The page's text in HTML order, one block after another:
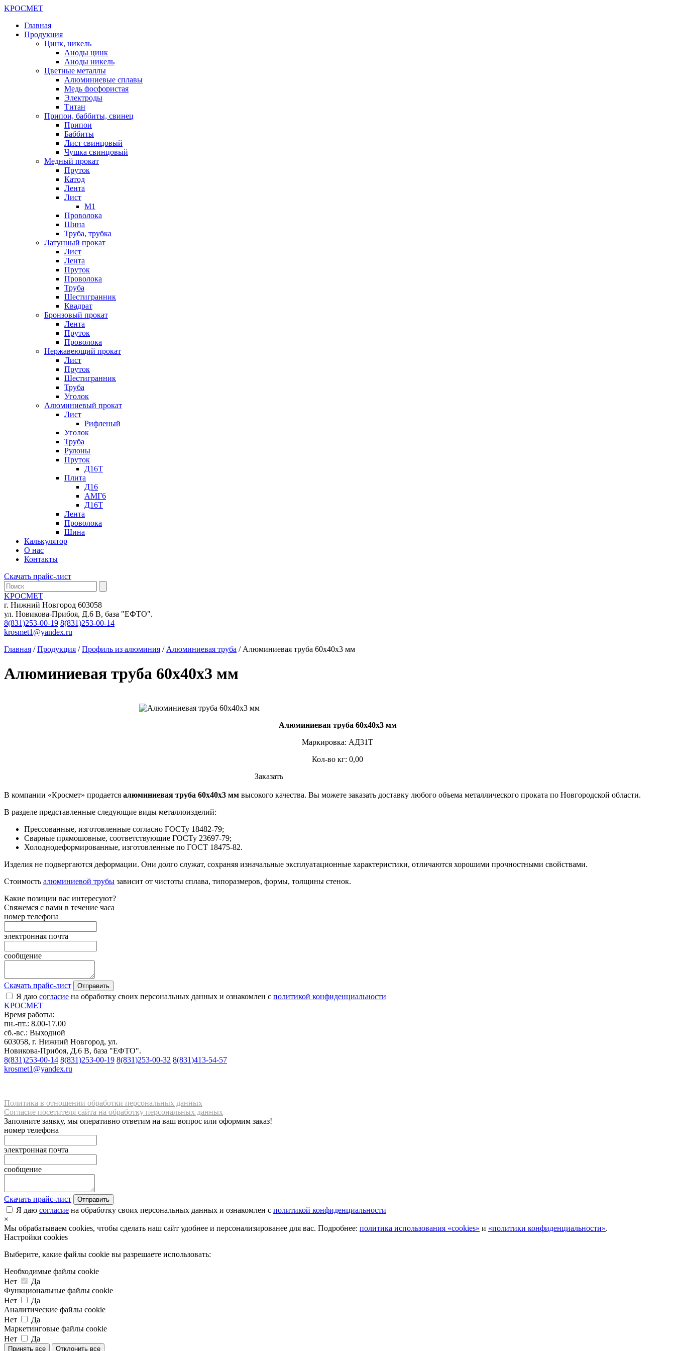
KРОСМЕТ
Главная
Продукция
Цинк, никель
Аноды цинк
Аноды никель
Цветные металлы
Алюминиевые сплавы
Медь фосфористая
Электроды
Титан
Припои, баббиты, свинец
Припои
Баббиты
Лист свинцовый
Чушка свинцовый
Медный прокат
Пруток
Катод
Лента
Лист
М1
Проволока
Шина
Труба, трубка
Латунный прокат
Лист
Лента
Пруток
Проволока
Труба
Шестигранник
Квадрат
Бронзовый прокат
Лента
Пруток
Проволока
Нержавеющий прокат
Лист
Пруток
Шестигранник
Труба
Уголок
Алюминиевый прокат
Лист
Рифленый
Уголок
Труба
Рулоны
Пруток
Д16Т
Плита
Д16
АМГ6
Д16Т
Лента
Проволока
Шина
Калькулятор
О нас
Контакты
Скачать прайс-лист
KРОСМЕТ
г. Нижний Новгород 603058
ул. Новикова-Прибоя, Д.6 В, база "ЕФТО".
8(831)253-00-19 8(831)253-00-14
krosmet1@yandex.ru
Главная /Продукция /Профиль из алюминия / Алюминиевая труба / Алюминиевая труба 60х40х3 мм
Алюминиевая труба 60х40х3 мм
Алюминиевая труба 60х40х3 мм
Маркировка: АД31Т
Кол-во кг: 0,00
Заказать
В компании «Кросмет» продается алюминиевая труба 60х40х3 мм высокого качества. Вы можете заказать доставку любого объема металлического проката по Новгородской области.
В разделе представленные следующие виды металлоизделий:
Прессованные, изготовленные согласно ГОСТу 18482-79;
Сварные прямошовные, соответствующие ГОСТу 23697-79;
Холоднодеформированные, изготовленные по ГОСТ 18475-82.
Изделия не подвергаются деформации. Они долго служат, сохраняя изначальные эксплуатационные характеристики, отличаются хорошими прочностными свойствами.
Стоимость алюминиевой трубы зависит от чистоты сплава, типоразмеров, формы, толщины стенок.
Какие позиции вас интересуют?
Свяжемся с вами в течение часа
номер телефона
электронная почта
сообщение
Скачать прайс-лист Отправить
Я даю согласие на обработку своих персональных данных и ознакомлен с политикой конфиденциальности
KРОСМЕТ
Время работы:
пн.-пт.: 8.00-17.00
сб.-вс.: Выходной
603058, г. Нижний Новгород, ул.
Новикова-Прибоя, Д.6 В, база "ЕФТО".
8(831)253-00-14 8(831)253-00-19 8(831)253-00-32 8(831)413-54-57
krosmet1@yandex.ru
Политика в отношении обработки персональных данных
Согласие посетителя сайта на обработку персональных данных
Заполните заявку, мы оперативно ответим на ваш вопрос или оформим заказ!
номер телефона
электронная почта
сообщение
Скачать прайс-лист Отправить
Я даю согласие на обработку своих персональных данных и ознакомлен с политикой конфиденциальности
×
Мы обрабатываем cookies, чтобы сделать наш сайт удобнее и персонализированее для вас. Подробнее: политика использования «cookies» и «политики конфиденциальности».
Настройки cookies
Выберите, какие файлы cookie вы разрешаете использовать:
Необходимые файлы cookie
Нет
Да
Функциональные файлы cookie
Нет
Да
Аналитические файлы cookie
Нет
Да
Маркетинговые файлы cookie
Нет
Да
Принять все Отклонить все